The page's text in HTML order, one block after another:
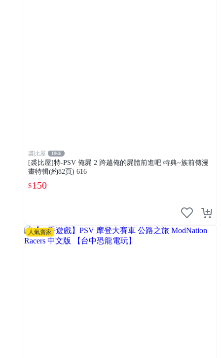
裘比屋 1866
[裘比屋]特-PSV 俺屍 2 跨越俺的屍體前進吧 特典~族前傳漫
畫特輯(約82頁) 616
$150
人氣賣家